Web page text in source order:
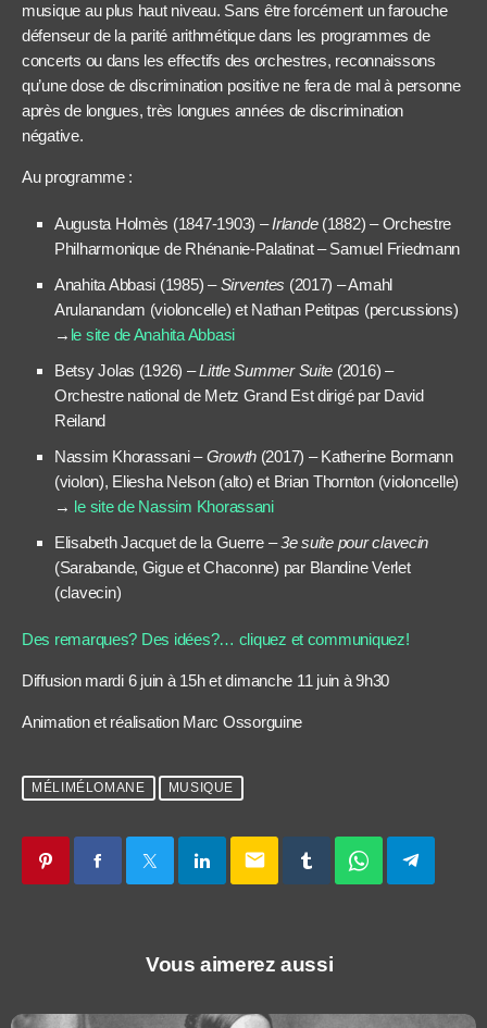
musique au plus haut niveau. Sans être forcément un farouche
défenseur de la parité arithmétique dans les programmes de
concerts ou dans les effectifs des orchestres, reconnaissons
qu’une dose de discrimination positive ne fera de mal à personne
après de longues, très longues années de discrimination
négative.
Au programme :
Augusta Holmès (1847-1903) –Irlande(1882) – Orchestre
Philharmonique de Rhénanie-Palatinat – Samuel Friedmann
Anahita Abbasi (1985) –Sirventes (2017) – Amahl
Arulanandam (violoncelle) et Nathan Petitpas (percussions)
→ le site de Anahita Abbasi
Betsy Jolas (1926) –Little Summer Suite (2016) –
Orchestre national de Metz Grand Est dirigé par David
Reiland
Nassim Khorassani –Growth (2017) – Katherine Bormann
(violon), Eliesha Nelson (alto) et Brian Thornton (violoncelle)
→ le site de Nassim Khorassani
Elisabeth Jacquet de la Guerre –3e suite pour clavecin
(Sarabande, Gigue et Chaconne) par Blandine Verlet
(clavecin)
Des remarques? Des idées?… cliquez et communiquez!
Diffusion mardi 6 juin à 15h et dimanche 11 juin à 9h30
Animation et réalisation Marc Ossorguine
MÉLIMÉLOMANE MUSIQUE
email
Vous aimerez aussi